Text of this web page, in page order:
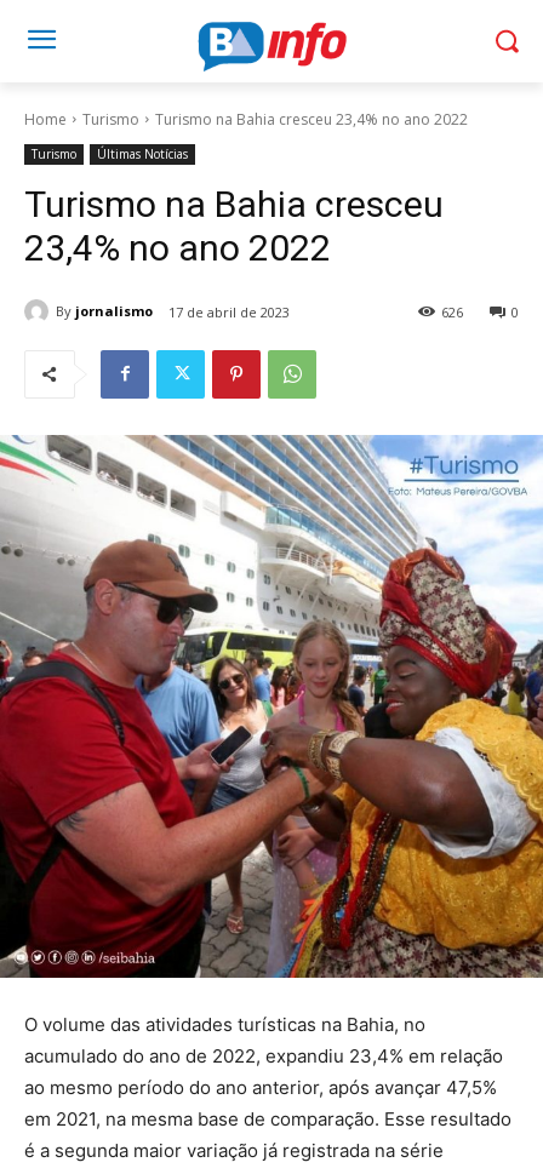
Home Turismo Turismo na Bahia cresceu 23,4% no ano 2022
Turismo Últimas Notícias
Turismo na Bahia cresceu
23,4% no ano 2022
By jornalismo 17 de abril de 2023 0
626
O volume das atividades turísticas na Bahia, no
acumulado do ano de 2022, expandiu 23,4% em relação
ao mesmo período do ano anterior, após avançar 47,5%
em 2021, na mesma base de comparação. Esse resultado
é a segunda maior variação já registrada na série